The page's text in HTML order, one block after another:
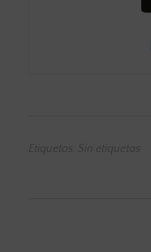
Etiquetas: Sin etiquetas